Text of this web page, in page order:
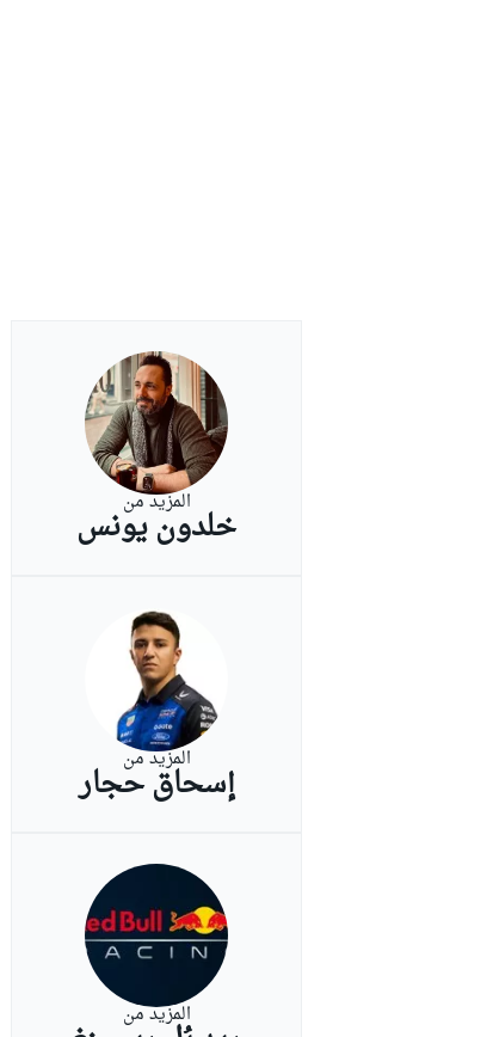
المزيد من
خلدون يونس
المزيد من
إسحاق حجار
المزيد من